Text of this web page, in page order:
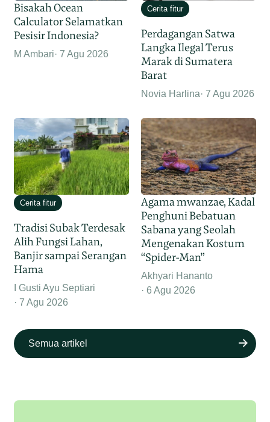
Bisakah Ocean
Calculator Selamatkan
Pesisir Indonesia?
M Ambari 7 Agu 2026
Cerita fitur
Perdagangan Satwa
Langka Ilegal Terus
Marak di Sumatera
Barat
Novia Harlina 7 Agu 2026
Cerita fitur
Tradisi Subak Terdesak
Alih Fungsi Lahan,
Banjir sampai Serangan
Hama
I Gusti Ayu Septiari
7 Agu 2026
Agama mwanzae, Kadal
Penghuni Bebatuan
Sabana yang Seolah
Mengenakan Kostum
“Spider-Man”
Akhyari Hananto
6 Agu 2026
Semua artikel